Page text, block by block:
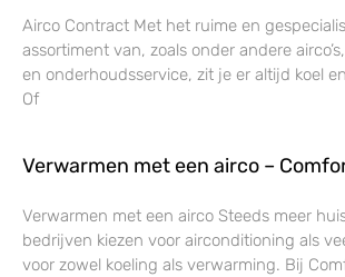
Airco Contract Met het ruime en
assortiment van, zoals onder andere
en onderhoudsservice, zit je er altijd koel
Of
Verwarmen met een airco –
Verwarmen met een airco Steeds meer
bedrijven kiezen voor airconditioning als
voor zowel koeling als verwarming. Bij